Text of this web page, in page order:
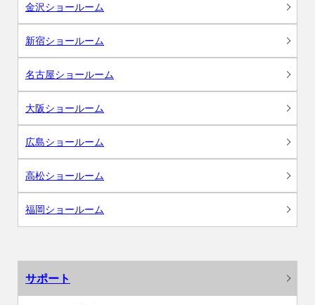
金沢ショールーム
新宿ショールーム
名古屋ショールーム
大阪ショールーム
広島ショールーム
高松ショールーム
福岡ショールーム
サポート